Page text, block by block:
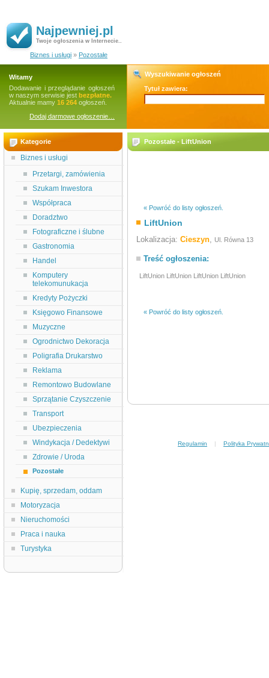
Najpewniej.pl
Twoje ogłoszenia w Internecie..
Biznes i usługi » Pozostałe
Witamy
Dodawanie i przeglądanie ogłoszeń
w naszym serwisie jest bezpłatne.
Aktualnie mamy 16 264 ogłoszeń.
Dodaj darmowe ogłoszenie…
Wyszukiwanie ogłoszeń
Tytuł zawiera:
Kategorie
Biznes i usługi
Przetargi, zamówienia
Szukam Inwestora
Współpraca
Doradztwo
Fotograficzne i ślubne
Gastronomia
Handel
Komputery
telekomunukacja
Kredyty Pożyczki
Księgowo Finansowe
Muzyczne
Ogrodnictwo Dekoracja
Poligrafia Drukarstwo
Reklama
Remontowo Budowlane
Sprzątanie Czyszczenie
Transport
Ubezpieczenia
Windykacja / Dedektywi
Zdrowie / Uroda
Pozostałe
Kupię, sprzedam, oddam
Motoryzacja
Nieruchomości
Praca i nauka
Turystyka
Pozostałe - LiftUnion
« Powróć do listy ogłoszeń.
LiftUnion
Lokalizacja: Cieszyn, Ul. Równa 13
Treść ogłoszenia:
LiftUnion LiftUnion LiftUnion LiftUnion
« Powróć do listy ogłoszeń.
Regulamin | Polityka